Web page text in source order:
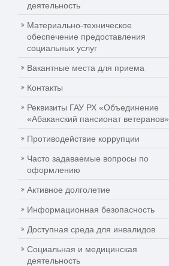
деятельность
Материально-техническое
обеспечение предоставления
социальных услуг
Вакантные места для приема
Контакты
Реквизиты ГАУ РХ «Объединение
«Абаканский пансионат ветеранов»
Противодействие коррупции
Часто задаваемые вопросы по
оформлению
Активное долголетие
Информационная безопасность
Доступная среда для инвалидов
Социальная и медицинская
деятельность